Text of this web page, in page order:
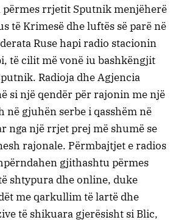
rrjetit Sputnik menjëherë
të Krimesë dhe luftës së parë në
Ruse hapi radio stacionin
të cilit më vonë iu bashkëngjit
Radioja dhe Agjencia
si një qendër për rajonin me një
në gjuhën serbe i qasshëm në
nga një rrjet prej më shumë se
rajonale. Përmbajtjet e radios
gjithashtu përmes
shtypura dhe online, duke
me qarkullim të lartë dhe
të shikuara gjerësisht si Blic,